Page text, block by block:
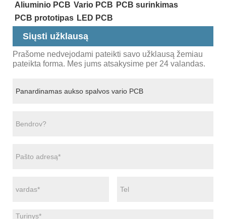
Aliuminio PCB Vario PCB PCB surinkimas
PCB prototipas LED PCB
Siųsti užklausą
Prašome nedvejodami pateikti savo užklausą žemiau
pateikta forma. Mes jums atsakysime per 24 valandas.